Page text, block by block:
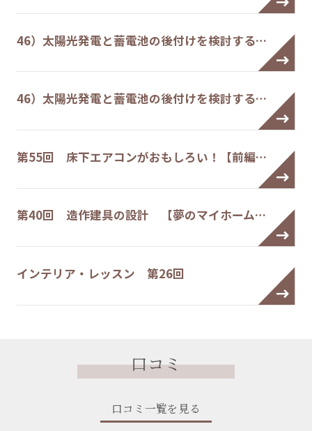
46）太陽光発電と蓄電池の後付けを検討する…
46）太陽光発電と蓄電池の後付けを検討する…
第55回 床下エアコンがおもしろい！【前編…
第40回 造作建具の設計 【夢のマイホーム…
インテリア・レッスン 第26回
口コミ
口コミ一覧を見る